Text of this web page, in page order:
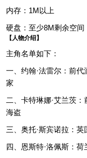
内存：1M以上
硬盘：至少8M剩余空间
【人物介绍】
主角名单如下：
一、约翰·法雷尔：前
家
二、卡特琳娜·艾兰茨
海盗
三、奥托·斯宾诺拉：
四、恩斯特·洛佩斯：荷